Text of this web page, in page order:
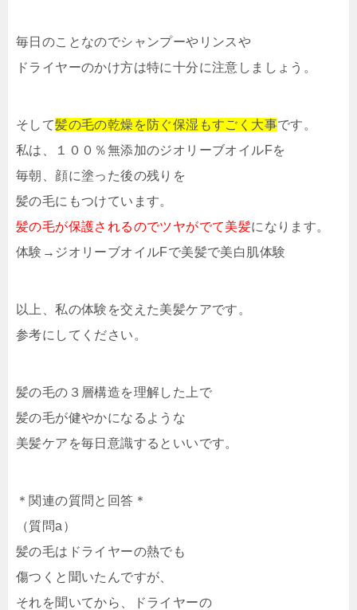
毎日のことなのでシャンプーやリンスや
ドライヤーのかけ方は特に十分に注意しましょう。
そして髪の毛の乾燥を防ぐ保湿もすごく大事です。
私は、１００％無添加のジオリーブオイルFを
毎朝、顔に塗った後の残りを
髪の毛にもつけています。
髪の毛が保護されるのでツヤがでて美髪になります。
体験→ジオリーブオイルFで美髪で美白肌体験
以上、私の体験を交えた美髪ケアです。
参考にしてください。
髪の毛の３層構造を理解した上で
髪の毛が健やかになるような
美髪ケアを毎日意識するといいです。
＊関連の質問と回答＊
（質問a）
髪の毛はドライヤーの熱でも
傷つくと聞いたんですが、
それを聞いてから、ドライヤーの